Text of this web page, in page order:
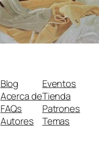
Blog
Acerca de
FAQs
Autores
Eventos
Tienda
Patrones
Temas